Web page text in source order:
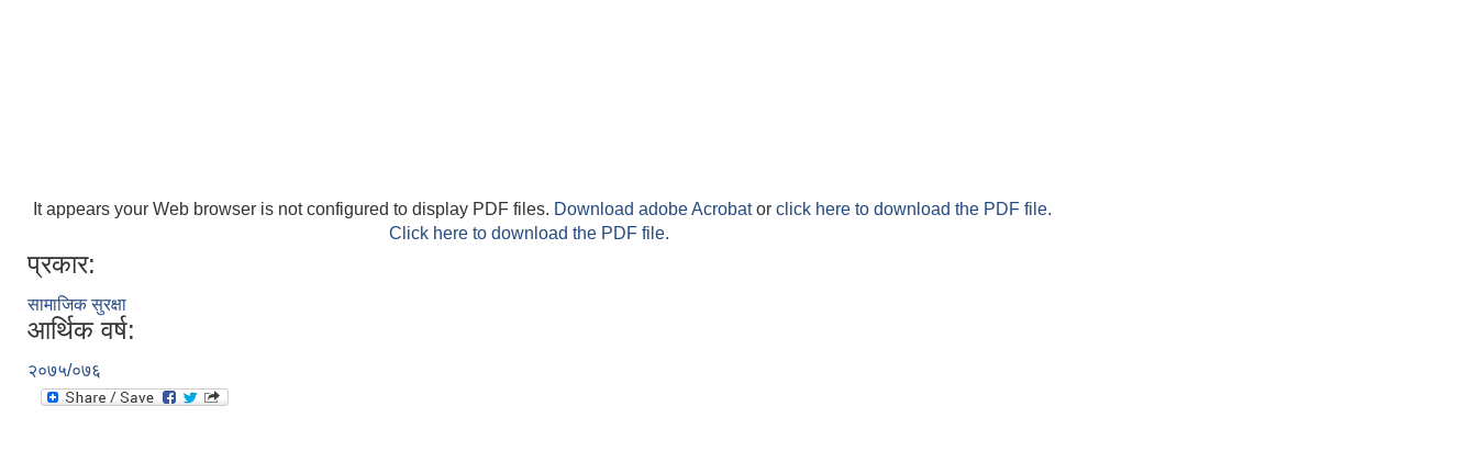
It appears your Web browser is not configured to display PDF files. Download adobe Acrobator click here to download the PDF file.
Click here to download the PDF file.
प्रकार:
सामाजिक सुरक्षा
आर्थिक वर्ष:
२०७५/०७६